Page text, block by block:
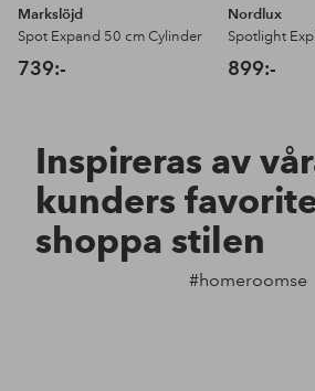
Markslöjd
Spot Expand 50 cm Cylinder
739:-
Nordlux
Spotlight
899:-
Inspireras av
kunders
shoppa stilen
#homeroomse